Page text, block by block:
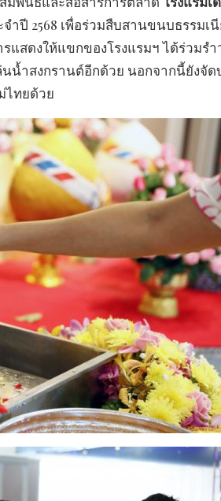
ำปี 2568 เพื่อร่วมสืบสานขนบธรรม
สดงให้แขกของโรงแรมฯ ได้ร่วมร
น้ำสงกรานต์อีกด้วย นอกจากนี้ยังจัด
ไทยด้วย